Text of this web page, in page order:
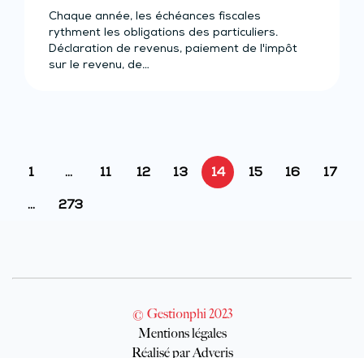
Chaque année, les échéances fiscales
rythment les obligations des particuliers.
Déclaration de revenus, paiement de l'impôt
sur le revenu, de…
1 … 11 12 13 14 15 16 17
… 273
© Gestionphi 2023
Mentions légales
Réalisé par Adveris